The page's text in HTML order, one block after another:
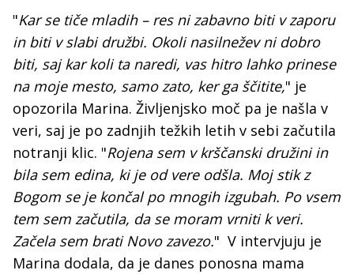
"Kar se tiče mladih – res ni zabavno biti v zaporu
in biti v slabi družbi. Okoli nasilnežev ni dobro
biti, saj kar koli ta naredi, vas hitro lahko prinese
na moje mesto, samo zato, ker ga ščitite," je
opozorila Marina. Življenjsko moč pa je našla v
veri, saj je po zadnjih težkih letih v sebi začutila
notranji klic. "Rojena sem v krščanski družini in
bila sem edina, ki je od vere odšla. Moj stik z
Bogom se je končal po mnogih izgubah. Po vsem
tem sem začutila, da se moram vrniti k veri.
Začela sem brati Novo zavezo." V intervjuju je
Marina dodala, da je danes ponosna mama